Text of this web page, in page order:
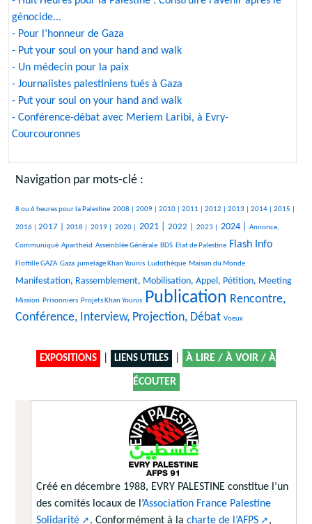
génocide...
- Pour l’honneur de Gaza
- Put your soul on your hand and walk
- Un médecin pour la paix
- Journalistes palestiniens tués à Gaza
- Put your soul on your hand and walk
- Conférence-débat avec Meriem Laribi, à Evry-
Courcouronnes
Navigation par mots-clé :
357/2119
8 ou 6 heures pour la Palestine
49/2119 2008 |
95/2119 2009 |
88/2119 2010 |
200/2119 2011 |
374/2119 2012 |
129/2119 2013 |
66/2119 2014 |
129/2119 2015 |
310/2119
2016 |
499/2119
2017 |
139/2119 2018 |
105/2119 2019 |
107/2119 2020 |
775/2119 2021 |
722/2119 2022 |
351/2119 2023 |
842/2119 2024 |
264/2119 Annonce,
Communiqué
21/2119 Apartheid
24/2119 Assemblée Générale
104/2119 BDS
20/2119 Etat de Palestine
972/2119 Flash Info
30/2119
Flottille GAZA
317/2119 Gaza
231/2119 jumelage Khan Younis
327/2119 Ludothèque
11/2119 Maison du Monde
924/2119
Manifestation, Rassemblement, Mobilisation, Appel, Pétition, Meeting
17/2119
Mission
20/2119Prisonniers
119/2119 Projets Khan Younis
2119/2119 Publication
1326/2119
Rencontre,
Conférence, Interview, Projection, Débat
10/2119 Voeux
EXPOSITIONS LIENS UTILES À LIRE / À VOIR / À
ÉCOUTER
Créé en décembre 1988, EVRY PALESTINE constitue l’un
des comités locaux de l’Association France Palestine
Solidarité
. Conformément à la charte de l’AFPS ,